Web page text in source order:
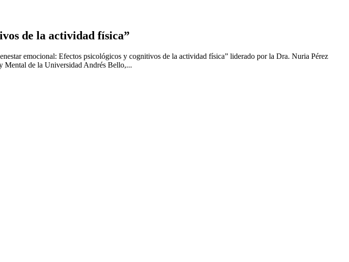
de la actividad física”
emocional: Efectos psicológicos y cognitivos de la actividad física” liderado por la Dra. Nuria Pérez
Mental de la Universidad Andrés Bello,...